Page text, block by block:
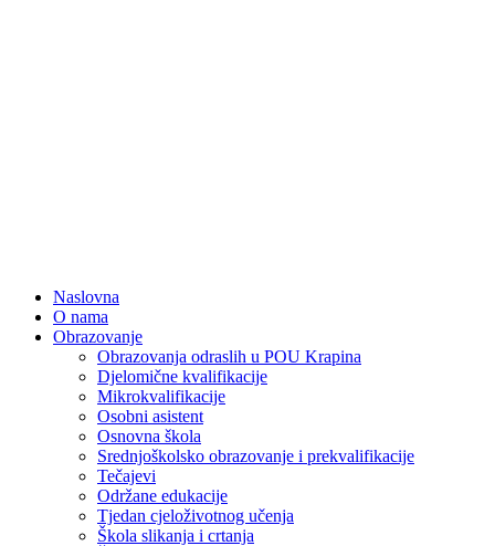
Naslovna
O nama
Obrazovanje
Obrazovanja odraslih u POU Krapina
Djelomične kvalifikacije
Mikrokvalifikacije
Osobni asistent
Osnovna škola
Srednjoškolsko obrazovanje i prekvalifikacije
Tečajevi
Održane edukacije
Tjedan cjeloživotnog učenja
Škola slikanja i crtanja